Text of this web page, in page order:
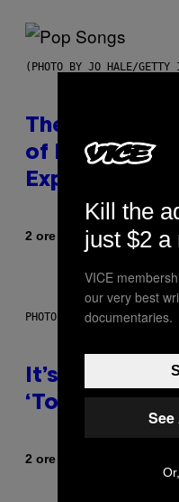
(PHOTO BY JO HALE/GETTY
The Entire
of Having a
Explained in
2 ore fa DiLauren
PHOTO: E!
It’s Time for
‘Total Divas’
2 ore fa
Kill the
just $2 a
VICE
our very best
documentaries.